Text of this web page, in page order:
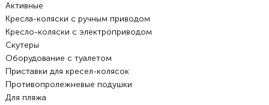
Активные
Кресла-коляски с ручным приводом
Кресло-коляски с электроприводом
Скутеры
Оборудование с туалетом
Приставки для кресел-колясок
Противопролежневые подушки
Для пляжа